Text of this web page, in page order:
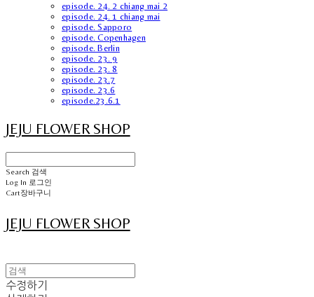
episode. 24. 2 chiang mai 2
episode. 24. 1 chiang mai
episode. Sapporo
episode. Copenhagen
episode. Berlin
episode. 23. 9
episode. 23. 8
episode. 23.7
episode. 23.6
episode.23.6.1
JEJU FLOWER SHOP
Search 검색
Log In 로그인
Cart장바구니
JEJU FLOWER SHOP
수정하기